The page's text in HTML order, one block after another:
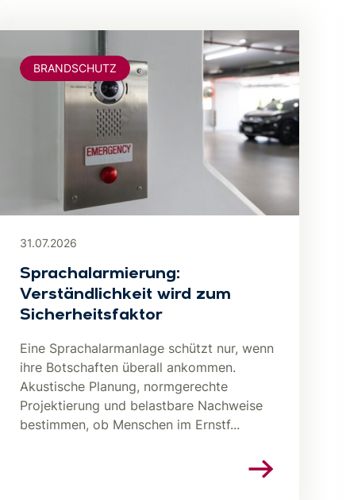
31.07.2026
Sprachalarmierung:
Verständlichkeit wird zum
Sicherheitsfaktor
Eine Sprachalarmanlage schützt nur, wenn
ihre Botschaften überall ankommen.
Akustische Planung, normgerechte
Projektierung und belastbare Nachweise
bestimmen, ob Menschen im Ernstf...
BRANDSCHUTZ